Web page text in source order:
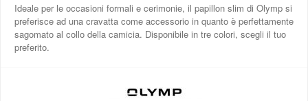
Ideale per le occasioni formali e cerimonie, il papillon slim di Olymp si
preferisce ad una cravatta come accessorio in quanto è perfettamente
sagomato al collo della camicia. Disponibile in tre colori, scegli il tuo
preferito.